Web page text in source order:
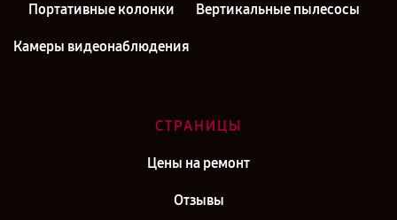
Портативные колонки Вертикальные пылесосы
Камеры видеонаблюдения
СТРАНИЦЫ
Цены на ремонт
Отзывы